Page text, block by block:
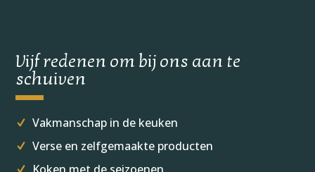
Vijf redenen om bij ons aan te
schuiven
Vakmanschap in de keuken
Verse en zelfgemaakte producten